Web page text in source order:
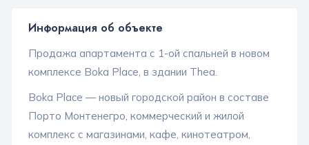
Информация об объекте
Продажа апартамента с 1-ой спальней в новом
комплексе Boka Place, в здании Thea.
Boka Place — новый городской район в составе
Порто Монтенегро, коммерческий и жилой
комплекс с магазинами, кафе, кинотеатром,